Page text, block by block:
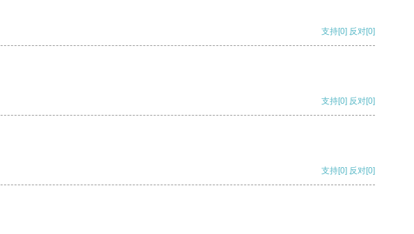
支持[0] 反对[0]
支持[0] 反对[0]
支持[0] 反对[0]